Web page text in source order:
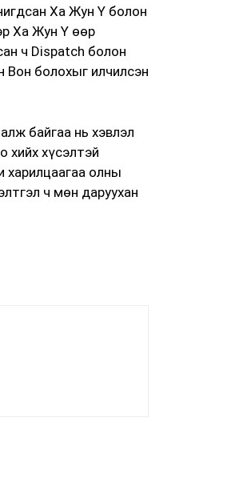
Ха Жун Ү болон
Ха Жун Ү өөр
ч Dispatch болон
Вон болохыг илчилсэн
байгаа нь хэвлэл
хийх хүсэлтэй
олны
ч мөн даруухан